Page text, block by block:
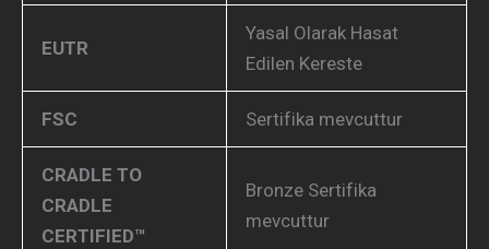
EUTR
Yasal Olarak Hasat
Edilen Kereste
FSC Sertifika mevcuttur
CRADLE TO
CRADLE
CERTIFIED™
Bronze Sertifika
mevcuttur